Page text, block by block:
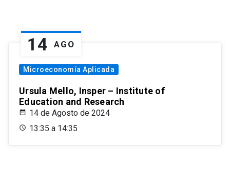
14 AGO
Microeconomía Aplicada
Ursula Mello, Insper – Institute of
Education and Research
14 de Agosto de 2024
13:35 a 14:35